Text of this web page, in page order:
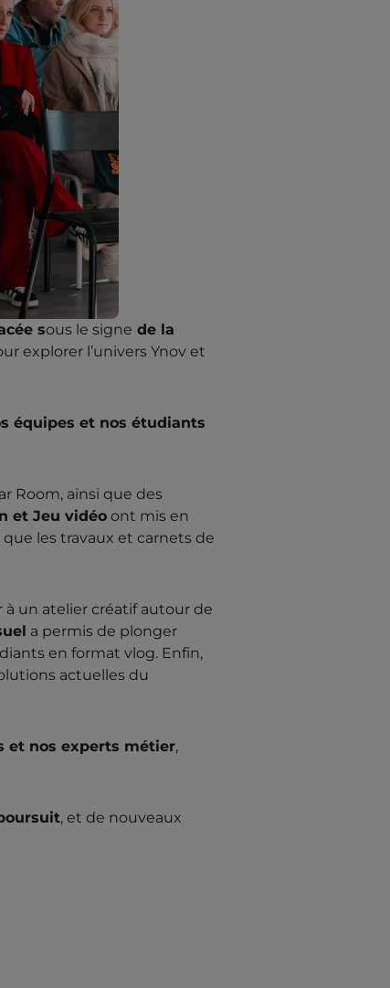
sous le signe de la
explorer l’univers Ynov et
équipes et nos étudiants
Room, ainsi que des
et Jeu vidéoont mis en
les travaux et carnets de
un atelier créatif autour de
a permis de plonger
en format vlog. Enfin,
actuelles du
et nos experts métier,
, et de nouveaux